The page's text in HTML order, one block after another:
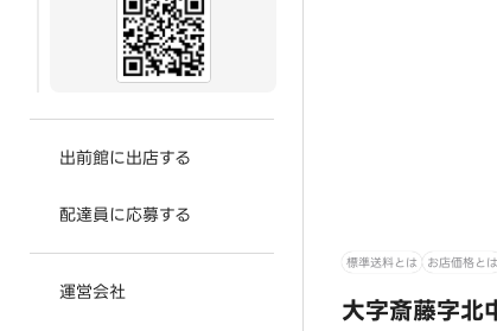
出前館に出店する
配達員に応募する
運営会社
標準送料とは お店価格とは
大字斎藤字北